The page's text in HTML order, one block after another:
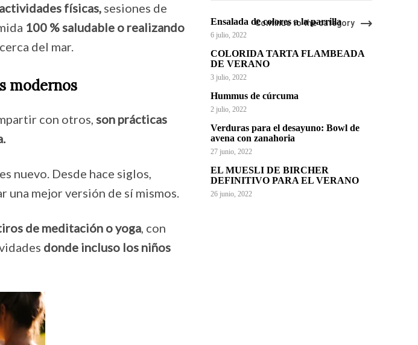
físicas, sesiones de
100 % saludable o realizando
del mar.
modernos
con otros, son prácticas
nuevo. Desde hace siglos,
una mejor versión de sí mismos.
de meditación o yoga, con
donde incluso los niños
Continue to the category
Ensalada de colores a la parrilla
6 julio, 2022
COLORIDA TARTA FLAMBEADA
DE VERANO
3 julio, 2022
Hummus de cúrcuma
2 julio, 2022
Verduras para el desayuno: Bowl de
avena con zanahoria
27 junio, 2022
EL MUESLI DE BIRCHER
DEFINITIVO PARA EL VERANO
26 junio, 2022